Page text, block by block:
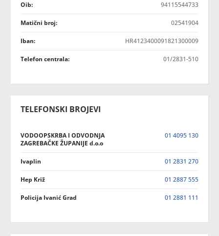
Oib: 94115544733
Matični broj: 02541904
Iban: HR4123400091821300009
Telefon centrala: 01/2831-510
TELEFONSKI BROJEVI
VODOOPSKRBA I ODVODNJA
ZAGREBAČKE ŽUPANIJE d.o.o
01 4095 130
Ivaplin 01 2831 270
Hep Križ 01 2887 555
Policija Ivanić Grad 01 2881 111